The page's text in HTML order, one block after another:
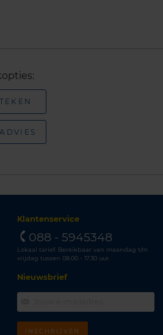
Klantenservice
088 - 5945348
Lokaal tarief. Bereikbaar van maandag t/m
vrijdag tussen 08.00 - 17.30 uur.
Nieuwsbrief
INSCHRIJVEN